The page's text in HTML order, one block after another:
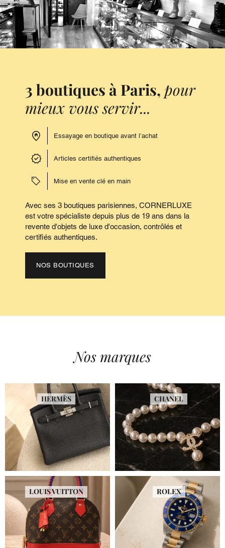
3 boutiques à Paris, pour
mieux vous servir...
Essayage en boutique avant l’achat
Articles certifiés authentiques
Mise en vente clé en main
Avec ses 3 boutiques parisiennes, CORNERLUXE
est votre spécialiste depuis plus de 19 ans dans la
revente d'objets de luxe d'occasion, contrôlés et
certifiés authentiques.
NOS BOUTIQUES
Nos marques
HERMÈS CHANEL
LOUIS VUITTON ROLEX